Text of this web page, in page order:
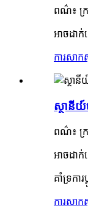
ពណ៌៖ ក្
អាចដា
ការសាក
ស្ថានី
ពណ៌៖ ក្
អាចដា
គាំទ្រកា
ការសាក